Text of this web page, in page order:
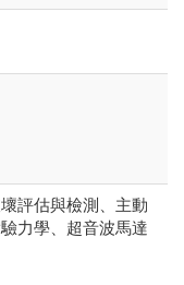
評估與檢測、主動
力學、超音波馬達